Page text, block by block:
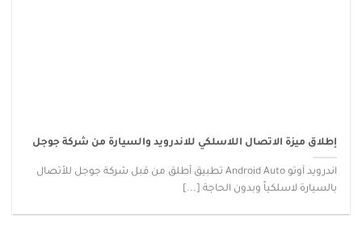
إطلاق ميزة الاتصال اللاسلكي للاندرويد والسيارة من شركة جوجل
اندرويد آوتو Android Auto تطبيق أطلق من قبل شركة جوجل للأتصال
بالسيارة لاسلكياً وبدون الحاجة [...]